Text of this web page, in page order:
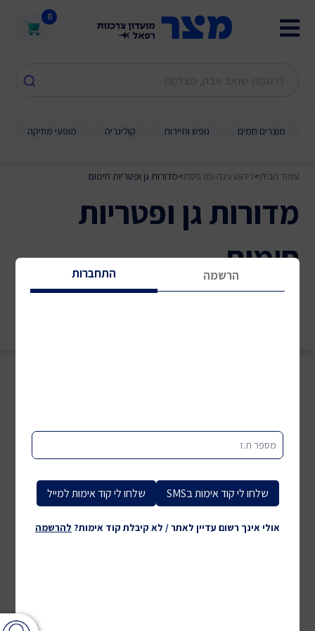
0
נופש ותיירות קולינריה מופעי מוזיקה מוצרים חמים
התחברות הרשמה
מספר ת.ז
שלחו לי קוד אימות למייל שלחו לי קוד אימות בSMS
אולי אינך רשום עדיין לאתר / לא קיבלת קוד אימות? להרשמה
עמוד הבית>ריהוט גינה ומרפסת>מדורות גן ופטריות חימום
מדורות גן ופטריות
חימום